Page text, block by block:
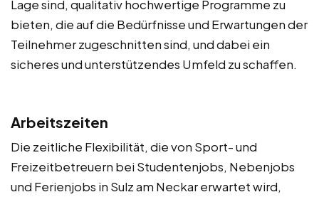
Lage sind, qualitativ hochwertige Programme zu
bieten, die auf die Bedürfnisse und Erwartungen der
Teilnehmer zugeschnitten sind, und dabei ein
sicheres und unterstützendes Umfeld zu schaffen.
Arbeitszeiten
Die zeitliche Flexibilität, die von Sport- und
Freizeitbetreuern bei Studentenjobs, Nebenjobs
und Ferienjobs in Sulz am Neckar erwartet wird,